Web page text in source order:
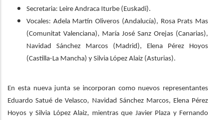
Secretaria: Leire Andraca Iturbe (Euskadi).
Vocales: Adela Martín Oliveros (Andalucía), Rosa Prats Mas
(Comunitat Valenciana), María José Sanz Orejas (Canarias),
Navidad Sánchez Marcos (Madrid), Elena Pérez Hoyos
(Castilla-La Mancha) y Silvia López Alaiz (Asturias).
En esta nueva junta se incorporan como nuevos representantes
Eduardo Satué de Velasco, Navidad Sánchez Marcos, Elena Pérez
Hoyos y Silvia López Alaiz, mientras que Javier Plaza y Fernando